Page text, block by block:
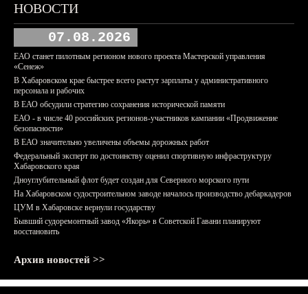
НОВОСТИ
07.08.2026
ЕАО станет пилотным регионом нового проекта Мастерской управления
«Сенеж»
В Хабаровском крае быстрее всего растут зарплаты у административного
персонала и рабочих
В ЕАО обсудили стратегию сохранения исторической памяти
ЕАО - в числе 40 российских регионов-участников кампании «Продвижение
безопасности»
В ЕАО значительно увеличены объемы дорожных работ
Федеральный эксперт по достоинству оценил спортивную инфраструктуру
Хабаровского края
Дноуглубительный флот будет создан для Северного морского пути
На Хабаровском судостроительном заводе началось производство дебаркадеров
ЦУМ в Хабаровске вернули государству
Бывший судоремонтный завод «Якорь» в Советской Гавани планируют
восстановить
Архив новостей >>